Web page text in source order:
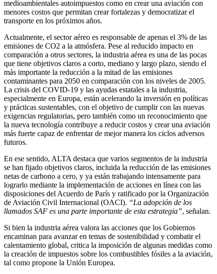
medioambientales autoimpuestos como en crear una aviación con
menores costos que permitan crear fortalezas y democratizar el
transporte en los próximos años.
Actualmente, el sector aéreo es responsable de apenas el 3% de las
emisiones de CO2 a la atmósfera. Pese al reducido impacto en
comparación a otros sectores, la industria aérea es una de las pocas
que tiene objetivos claros a corto, mediano y largo plazo, siendo el
más importante la reducción a la mitad de las emisiones
contaminantes para 2050 en comparación con los niveles de 2005.
La crisis del COVID-19 y las ayudas estatales a la industria,
especialmente en Europa, están acelerando la inversión en políticas
y prácticas sustentables, con el objetivo de cumplir con las nuevas
exigencias regulatorias, pero también como un reconocimiento que
la nueva tecnología contribuye a reducir costos y crear una aviación
más fuerte capaz de enfrentar de mejor manera los ciclos adversos
futuros.
En ese sentido, ALTA destaca que varios segmentos de la industria
se han fijado objetivos claros, incluida la reducción de las emisiones
netas de carbono a cero, y ya están trabajando intensamente para
lograrlo mediante la implementación de acciones en línea con las
disposiciones del Acuerdo de París y ratificado por la Organización
de Aviación Civil Internacional (OACI). “La adopción de los
llamados SAF es una parte importante de esta estrategia”, señalan.
Si bien la industria aérea valora las acciones que los Gobiernos
encaminan para avanzar en temas de sostenibilidad y combatir el
calentamiento global, critica la imposición de algunas medidas como
la creación de impuestos sobre los combustibles fósiles a la aviación,
tal como propone la Unión Europea.